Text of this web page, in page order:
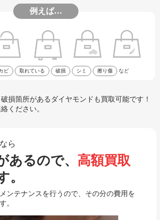
例えば…
ビ 取れている 破損 シミ 擦り傷 など
損箇所があるダイヤモンドも買取可能です！
ください。
ら
あるので、 高額買取
。
ンテナンスを行うので、その分の費用を
。